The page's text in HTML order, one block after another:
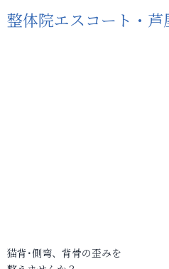
整体院エスコート・芦
猫背･側弯、背骨の歪みを